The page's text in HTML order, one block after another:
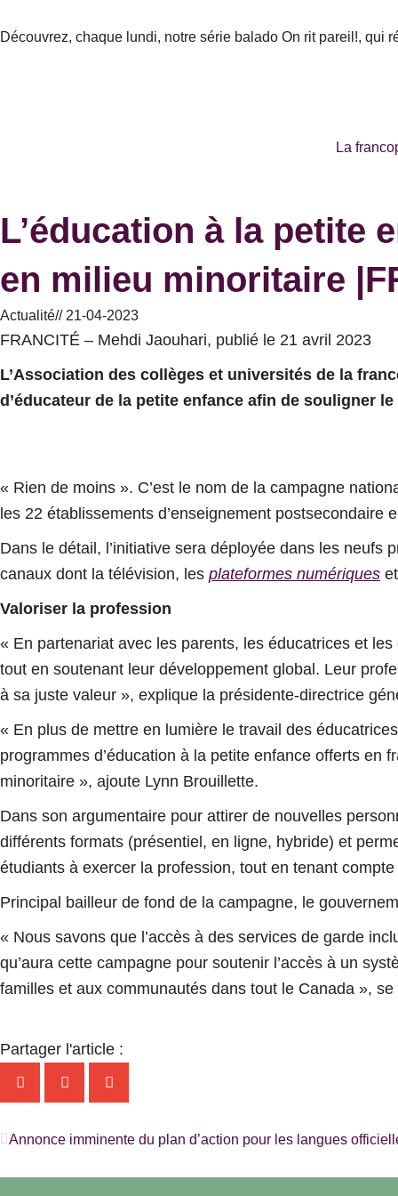
au
Découvrez, chaque lundi, notre série balado On rit pareil!, qui
La
L’éducation à la petite
en milieu minoritaire
Actualité// 21-04-2023
FRANCITÉ – Mehdi Jaouhari, publié le 21 avril 2023
L’Association des collèges et universités de la
d’éducateur de la petite enfance afin de souligner
« Rien de moins ». C’est le nom de la campagne
les 22 établissements d’enseignement postsecondaire
Dans le détail, l’initiative sera déployée dans les
canaux dont la télévision, les plateformes numériques
Valoriser la profession
« En partenariat avec les parents, les éducatrices et
tout en soutenant leur développement global. Leur
à sa juste valeur », explique la présidente-directrice
« En plus de mettre en lumière le travail des
programmes d’éducation à la petite enfance offerts
minoritaire », ajoute Lynn Brouillette.
Dans son argumentaire pour attirer de nouvelles
différents formats (présentiel, en ligne, hybride) et
étudiants à exercer la profession, tout en tenant
Principal bailleur de fond de la campagne, le
« Nous savons que l’accès à des services de garde
qu’aura cette campagne pour soutenir l’accès à un
familles et aux communautés dans tout le Canada »,
Partager l'article :
Précédent
Annonce imminente du plan d’action pour les langues